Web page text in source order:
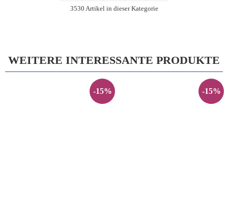
3530 Artikel in dieser Kategorie
WEITERE INTERESSANTE PRODUKTE
-15% -15%